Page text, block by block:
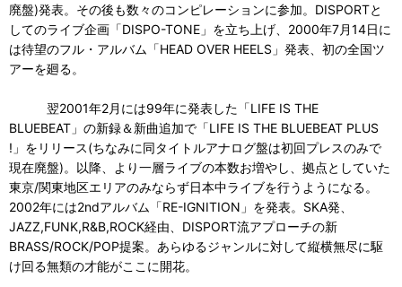
廃盤)発表。その後も数々のコンピレーションに参加。DISPORTと
してのライブ企画「DISPO-TONE」を立ち上げ、2000年7月14日に
は待望のフル・アルバム「HEAD OVER HEELS」発表、初の全国ツ
アーを廻る。
翌2001年2月には99年に発表した「LIFE IS THE
BLUEBEAT」の新録＆新曲追加で「LIFE IS THE BLUEBEAT PLUS
!」をリリース(ちなみに同タイトルアナログ盤は初回プレスのみで
現在廃盤)。以降、より一層ライブの本数お増やし、拠点としていた
東京/関東地区エリアのみならず日本中ライブを行うようになる。
2002年には2ndアルバム「RE-IGNITION」を発表。SKA発、
JAZZ,FUNK,R&B,ROCK経由、DISPORT流アプローチの新
BRASS/ROCK/POP提案。あらゆるジャンルに対して縦横無尽に駆
け回る無類の才能がここに開花。